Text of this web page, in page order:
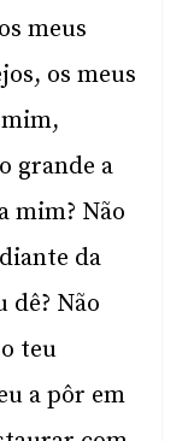
meus
os meus
grande a
mim? Não
da
dê? Não
teu
a pôr em